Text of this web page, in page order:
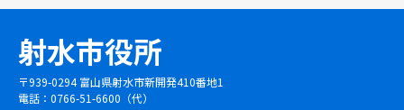
射水市役所
〒939-0294 富山県射水市新開発410番地1
電話：0766-51-6600（代）